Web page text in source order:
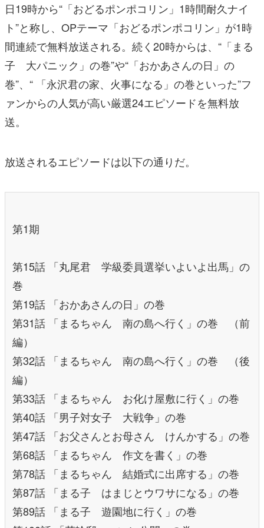
日19時から“「おどるポンポコリン」1時間耐久ナイ
ト”と称し、OPテーマ「おどるポンポコリン」が1時
間連続で無料放送される。続く20時からは、“「まる
子 大パニック」の巻”や“「おかあさんの日」の
巻”、“ 「永沢君の家、火事になる」の巻といった”フ
ァンからの人気が高い厳選24エピソードを無料放
送。
放送されるエピソードは以下の通りだ。
第1期
第15話 「丸尾君 学級委員選挙いよいよ出馬」の
巻
第19話 「おかあさんの日」の巻
第31話 「まるちゃん 南の島へ行く」の巻 （前
編）
第32話 「まるちゃん 南の島へ行く」の巻 （後
編）
第33話 「まるちゃん お化け屋敷に行く」の巻
第40話 「男子対女子 大戦争」の巻
第47話 「お父さんとお母さん けんかする」の巻
第68話 「まるちゃん 作文を書く」の巻
第78話 「まるちゃん 結婚式に出席する」の巻
第87話 「まる子 はまじとウワサになる」の巻
第89話 「まる子 遊園地に行く」の巻